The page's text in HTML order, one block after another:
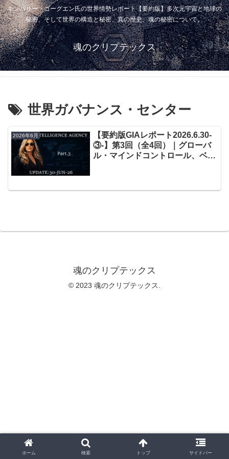
キンバリー・ゴーグエン氏の世界情勢レポート【要約版】多次元宇宙と地球の
秘密、そして世界の構造と秘密、真の歴史、魂の秘密について。
魂のクリプテックス
世界ガバナンス・センター
2026年6月
【要約版GIAレポート2026.6.30-
③-】第3回（全4回）｜グローバ
ル・マインドコントロール、ベー
魂のクリプテックス
© 2023 魂のクリプテックス.
ホーム 検索 トップ サイドバー